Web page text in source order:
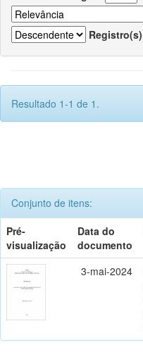
Registro(s)
Resultado 1-1 de 1.
Conjunto de itens:
Pré-
visualização
Data do
documento
3-mai-2024